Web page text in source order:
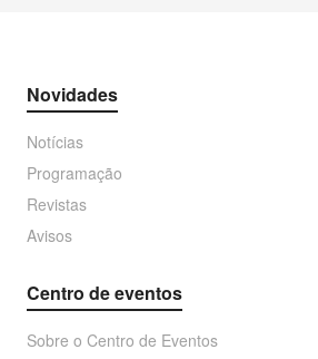
Novidades
Notícias
Programação
Revistas
Avisos
Centro de eventos
Sobre o Centro de Eventos